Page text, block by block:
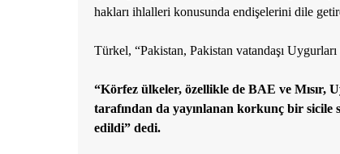
hakları ihlalleri konusunda endişelerini dile
Türkel, “Pakistan, Pakistan vatandaşı
“Körfez ülkeler, özellikle de BAE ve Mısır,
tarafından da yayınlanan korkunç bir sicile
edildi” dedi.